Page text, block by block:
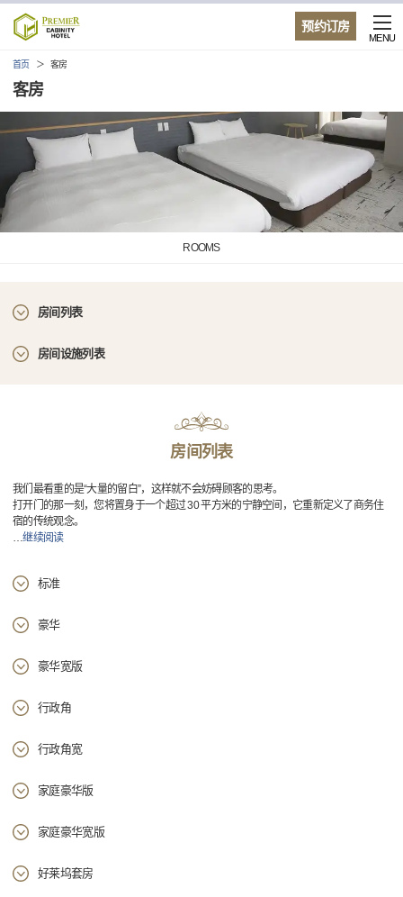
预约订房
MENU
首页 客房
客房
ROOMS
房间列表
房间设施列表
房间列表
我们最看重的是“大量的留白”，这样就不会妨碍顾客的思考。
打开门的那一刻，您将置身于一个超过 30 平方米的宁静空间，它重新定义了商务住
宿的传统观念。
…继续阅读
标准
豪华
豪华宽版
行政角
行政角宽
家庭豪华版
家庭豪华宽版
好莱坞套房